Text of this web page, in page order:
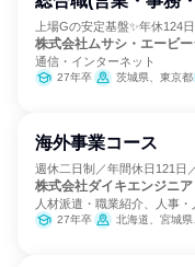
上場Gの安定基盤✨年休124
株式会社ムサシ・エービ
通信・インターネット
27年卒 茨城県、東京都
海外事業コース
週休二日制／年間休日121日
株式会社ダイキエンジニ
人材派遣・職業紹介、人事
27年卒 北海道、宮城県、東京都、石川県、